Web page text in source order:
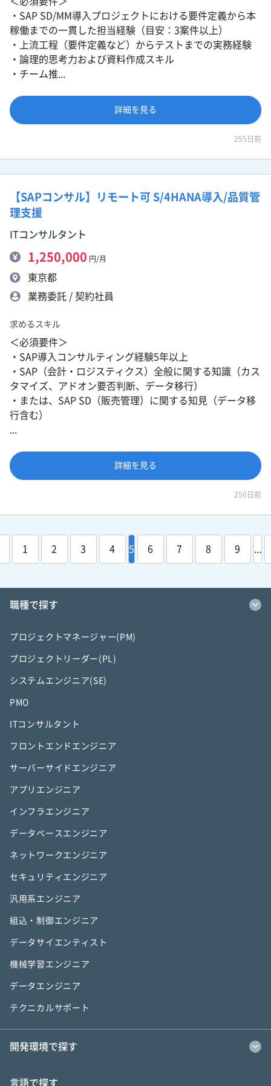
・SAP SD/MM導入プロジェクトにおける要件定義から本
稼働までの一貫した担当経験（目安：3案件以上）
・上流工程（要件定義など）からテストまでの実務経験
・論理的思考力および資料作成スキル
・チーム推...
詳細を見る
255日前
【SAPコンサル】リモート可 S/4HANA導入/品質管
理支援
ITコンサルタント
1,250,000 円/月
東京都
業務委託 / 契約社員
求めるスキル
＜必須要件＞
・SAP導入コンサルティング経験5年以上
・SAP（会計・ロジスティクス）全般に関する知識（カス
タマイズ、アドオン要否判断、データ移行）
・または、SAP SD（販売管理）に関する知見（データ移
行含む）
詳細を見る
256日前
1 2 3 4 5 6 7 8 9
職種で探す
プロジェクトマネージャー(PM)
プロジェクトリーダー(PL)
システムエンジニア(SE)
PMO
ITコンサルタント
フロントエンドエンジニア
サーバーサイドエンジニア
アプリエンジニア
インフラエンジニア
データベースエンジニア
ネットワークエンジニア
セキュリティエンジニア
汎用系エンジニア
組込・制御エンジニア
データサイエンティスト
機械学習エンジニア
データエンジニア
テクニカルサポート
開発環境で探す
言語で探す